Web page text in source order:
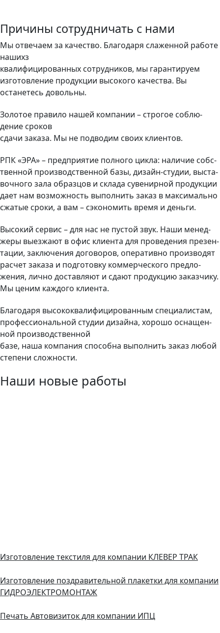
Причины сотрудничать с нами
Мы отвечаем за качество. Благодаря слаженной работе
нашихз
ква­лифи­циро­ван­ных сот­рудни­ков, мы га­ран­ти­руем
изготовление продукции вы­сокого ка­чес­тва. Вы
останетесь довольны.
Золотое правило нашей компании – стро­гое соб­лю­
дение сро­ков
сда­чи за­каза. Мы не подводим своих клиентов.
РПК «ЭРА» – предприятие полного цикла: на­личие собс­
твен­ной про­из­водс­твен­ной ба­зы, ди­зайн-сту­дии, выс­та­
воч­но­го за­ла об­разцов и скла­да су­венир­ной про­дук­ции
да­ет нам воз­можность вы­пол­нить за­каз в мак­си­маль­но
сжа­тые сро­ки, а вам – сэкономить время и деньги.
Вы­сокий сер­вис – для нас не пус­той звук. На­ши ме­нед­
же­ры вы­ез­жа­ют в офис кли­ен­та для про­веде­ния пре­зен­
та­ции, зак­лю­чения до­гово­ров, опе­ратив­но про­из­во­дят
рас­чет за­каза и под­го­тов­ку ком­мерчес­ко­го пред­ло­
жения, лич­но дос­тавля­ют и сда­ют про­дук­цию за­каз­чи­ку.
Мы ценим каждого клиента.
Благодаря вы­сокок­ва­лифи­циро­ван­ны­м спе­ци­алис­та­м,
про­фес­си­ональ­ной сту­ди­и ди­зай­на, хо­рошо ос­на­щен­
ной про­из­водс­твен­ной
ба­зе, на­ша ком­па­ния спо­соб­на вы­пол­нить за­каз лю­бой
степени слож­ности.
Наши новые работы
Изготовление текстиля для компании КЛЕВЕР ТРАК
Изготовление поздравительной плакетки для компании
ГИДРОЭЛЕКТРОМОНТАЖ
Печать Автовизиток для компании ИПЦ